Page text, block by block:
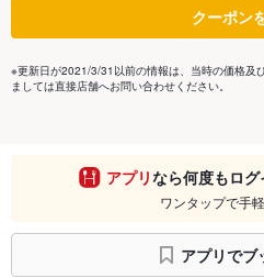
クーポン
※更新日が2021/3/31以前の情報は、当時の価格及
ましては直接店舗へお問い合わせください。
アプリなら何度もログ
ワンタップで手
アプリでブ